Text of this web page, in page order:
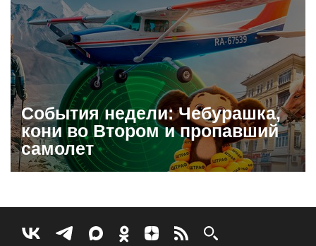
События недели: Чебурашка,
кони во Втором и пропавший
самолет